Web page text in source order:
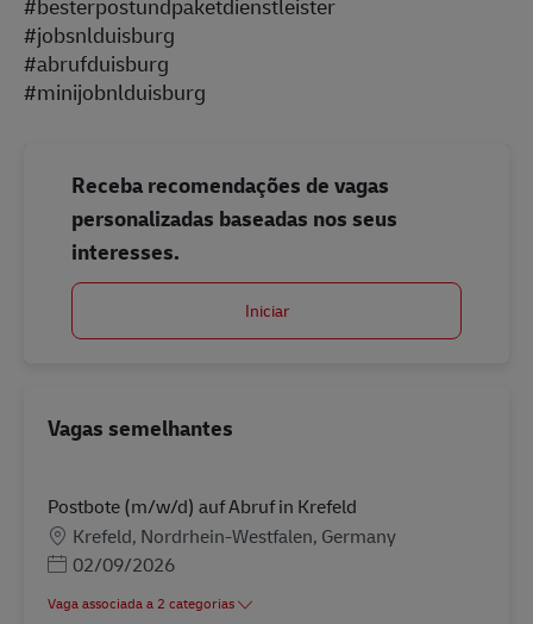
#jobsnlduisburg
#abrufduisburg
#minijobnlduisburg
Receba recomendações de vagas
personalizadas baseadas nos seus
interesses.
Iniciar
Vagas semelhantes
Postbote (m/w/d) auf Abruf in Krefeld
Localização
Krefeld, Nordrhein-Westfalen, Germany
Posted Date
02/09/2026
Vaga associada a 2 categorias